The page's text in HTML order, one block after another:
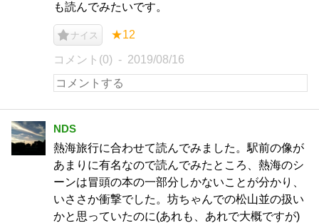
も読んでみたいです。
ナイス ★12
コメント(0) 2019/08/16
NDS
熱海旅行に合わせて読んでみました。駅前の像が
あまりに有名なので読んでみたところ、熱海のシ
ーンは冒頭の本の一部分しかないことが分かり、
いささか衝撃でした。坊ちゃんでの松山並の扱い
かと思っていたのに(あれも、あれで大概ですが)